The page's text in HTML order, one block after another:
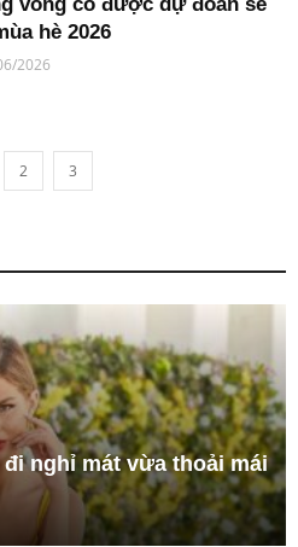
hè 2026
2026
2 3
mát mẻ vừa sành điệu,
trong mọi hoàn cảnh